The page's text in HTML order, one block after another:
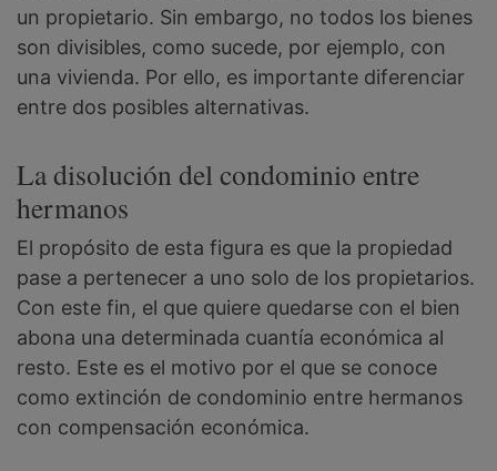
un propietario. Sin embargo, no todos los bienes
son divisibles, como sucede, por ejemplo, con
una vivienda. Por ello, es importante diferenciar
entre dos posibles alternativas.
La disolución del condominio entre
hermanos
El propósito de esta figura es que la propiedad
pase a pertenecer a uno solo de los propietarios.
Con este fin, el que quiere quedarse con el bien
abona una determinada cuantía económica al
resto. Este es el motivo por el que se conoce
como extinción de condominio entre hermanos
con compensación económica.